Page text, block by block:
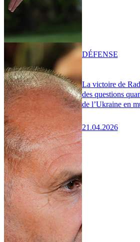
La victoire de
des questions
de l’Ukraine en
21.04.2026
DÉFENSE